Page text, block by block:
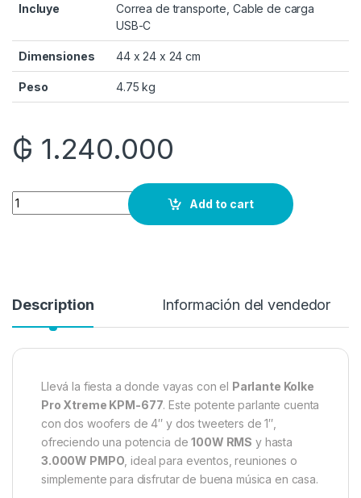
Incluye
Correa de transporte, Cable de carga
USB-C
Dimensiones 44 x 24 x 24 cm
Peso 4.75 kg
₲ 1.240.000
Quantity
Add to cart
Description Información del vendedor
Llevá la fiesta a donde vayas con el Parlante Kolke
Pro Xtreme KPM-677. Este potente parlante cuenta
con dos woofers de 4″ y dos tweeters de 1″,
ofreciendo una potencia de100W RMS y hasta
3.000W PMPO , ideal para eventos, reuniones o
simplemente para disfrutar de buena música en casa.